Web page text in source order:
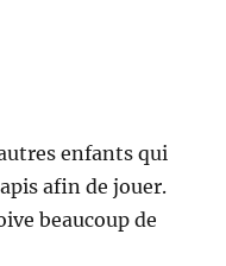
enfants qui
afin de jouer.
beaucoup de